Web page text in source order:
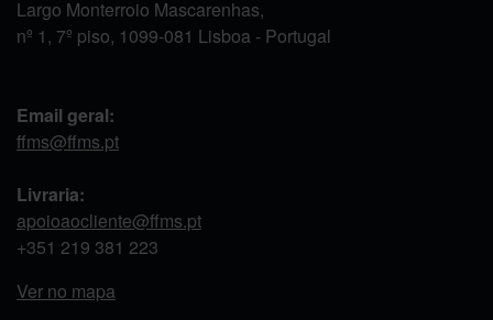
Largo Monterroio Mascarenhas,
nº 1, 7º piso, 1099-081 Lisboa - Portugal
Email geral:
ffms@ffms.pt
Livraria:
apoioaocliente@ffms.pt
+351 219 381 223
Ver no mapa